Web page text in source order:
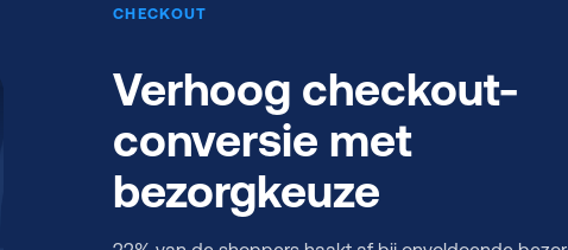
CHECKOUT
Verhoog checkout-
conversie met
bezorgkeuze